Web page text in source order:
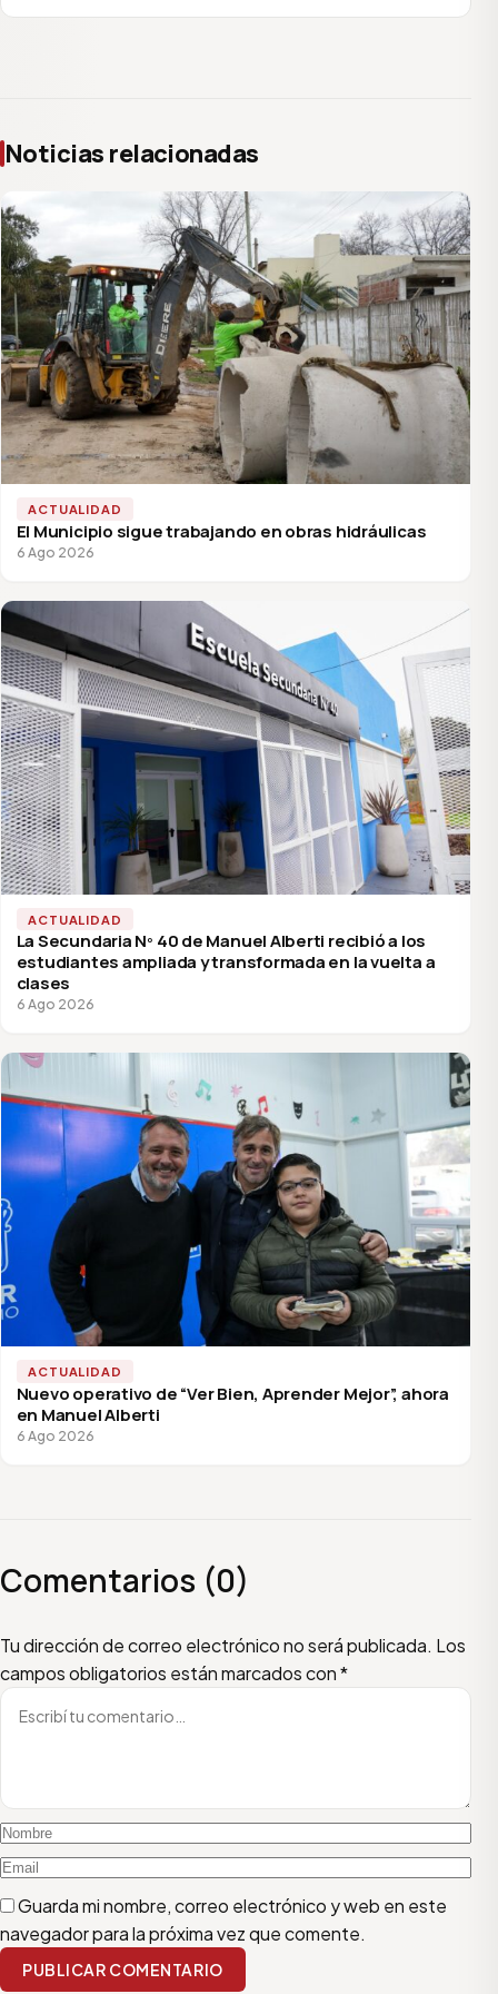
Noticias relacionadas
ACTUALIDAD
El Municipio sigue trabajando en obras hidráulicas
6 Ago 2026
ACTUALIDAD
La Secundaria Nº 40 de Manuel Alberti recibió a los
estudiantes ampliada y transformada en la vuelta a
clases
6 Ago 2026
ACTUALIDAD
Nuevo operativo de “Ver Bien, Aprender Mejor”, ahora
en Manuel Alberti
6 Ago 2026
Comentarios (0)
Tu dirección de correo electrónico no será publicada. Los
campos obligatorios están marcados con*
Escribí tu comentario
Nombre
Email
Guarda mi nombre, correo electrónico y web en este
navegador para la próxima vez que comente.
PUBLICAR COMENTARIO